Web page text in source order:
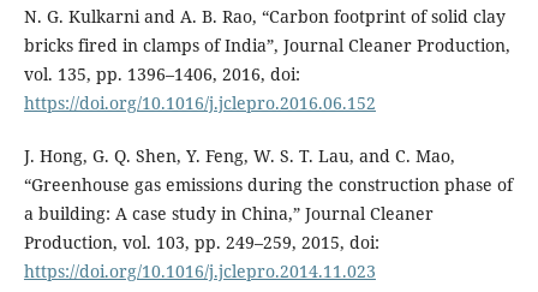
N. G. Kulkarni and A. B. Rao, “Carbon footprint of solid clay
bricks fired in clamps of India”, Journal Cleaner Production,
vol. 135, pp. 1396–1406, 2016, doi:
https://doi.org/10.1016/j.jclepro.2016.06.152
J. Hong, G. Q. Shen, Y. Feng, W. S. T. Lau, and C. Mao,
“Greenhouse gas emissions during the construction phase of
a building: A case study in China,” Journal Cleaner
Production, vol. 103, pp. 249–259, 2015, doi:
https://doi.org/10.1016/j.jclepro.2014.11.023